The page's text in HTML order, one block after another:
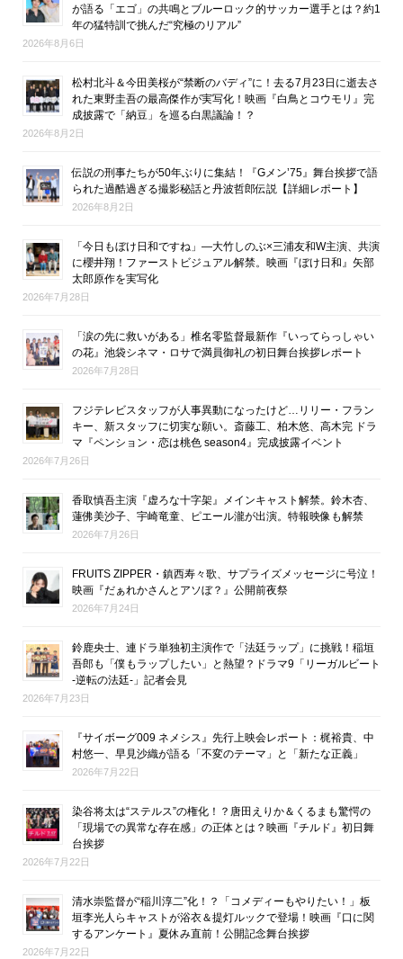
が語る「エゴ」の共鳴とブルーロック的サッカー選手とは？約1
年の猛特訓で挑んだ“究極のリアル”
2026年8月6日
松村北斗＆今田美桜が“禁断のバディ”に！去る7月23日に逝去さ
れた東野圭吾の最高傑作が実写化！映画『白鳥とコウモリ』完
成披露で「納豆」を巡る白黒議論！？
2026年8月2日
伝説の刑事たちが50年ぶりに集結！『Gメン’75』舞台挨拶で語
られた過酷過ぎる撮影秘話と丹波哲郎伝説【詳細レポート】
2026年8月2日
「今日もぼけ日和ですね」―大竹しのぶ×三浦友和W主演、共演
に櫻井翔！ファーストビジュアル解禁。映画『ぼけ日和』矢部
太郎原作を実写化
2026年7月28日
「涙の先に救いがある」椎名零監督最新作『いってらっしゃい
の花』池袋シネマ・ロサで満員御礼の初日舞台挨拶レポート
2026年7月28日
フジテレビスタッフが人事異動になったけど…リリー・フラン
キー、新スタッフに切実な願い。斎藤工、柏木悠、高木完 ドラ
マ『ペンション・恋は桃色 season4』完成披露イベント
2026年7月26日
香取慎吾主演『虚ろな十字架』メインキャスト解禁。鈴木杏、
蓮佛美沙子、宇崎竜童、ピエール瀧が出演。特報映像も解禁
2026年7月26日
FRUITS ZIPPER・鎮西寿々歌、サプライズメッセージに号泣！
映画『だぁれかさんとアソぼ？』公開前夜祭
2026年7月24日
鈴鹿央士、連ドラ単独初主演作で「法廷ラップ」に挑戦！稲垣
吾郎も「僕もラップしたい」と熱望？ドラマ9「リーガルビート
-逆転の法廷-」記者会見
2026年7月23日
『サイボーグ009 ネメシス』先行上映会レポート：梶裕貴、中
村悠一、早見沙織が語る「不変のテーマ」と「新たな正義」
2026年7月22日
染谷将太は“ステルス”の権化！？唐田えりか＆くるまも驚愕の
「現場での異常な存在感」の正体とは？映画『チルド』初日舞
台挨拶
2026年7月22日
清水崇監督が“稲川淳二”化！？「コメディーもやりたい！」板
垣李光人らキャストが浴衣＆提灯ルックで登場！映画『口に関
するアンケート』夏休み直前！公開記念舞台挨拶
2026年7月22日